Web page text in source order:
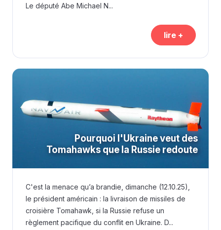
Le député Abe Michael N...
lire +
Pourquoi l'Ukraine veut des
Tomahawks que la Russie redoute
C'est la menace qu’a brandie, dimanche (12.10.25),
le président américain : la livraison de missiles de
croisière Tomahawk, si la Russie refuse un
règlement pacifique du conflit en Ukraine. D...